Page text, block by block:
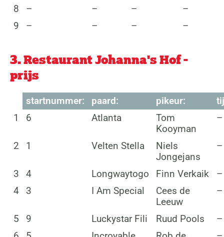
8 – – –
–
9
– – – –
3. Restaurant Johanna's Hof -
prijs
startnummer: paard: pikeur:
1
6 Atlanta
Tom
Kooyman
–
2 1 Velten Stella
Niels
Jongejans
–
3 4 Longwaytogo Finn Verkaik
–
4
3 I Am Special
Cees de
Leeuw
–
5 9 Luckystar Fili Ruud Pools
–